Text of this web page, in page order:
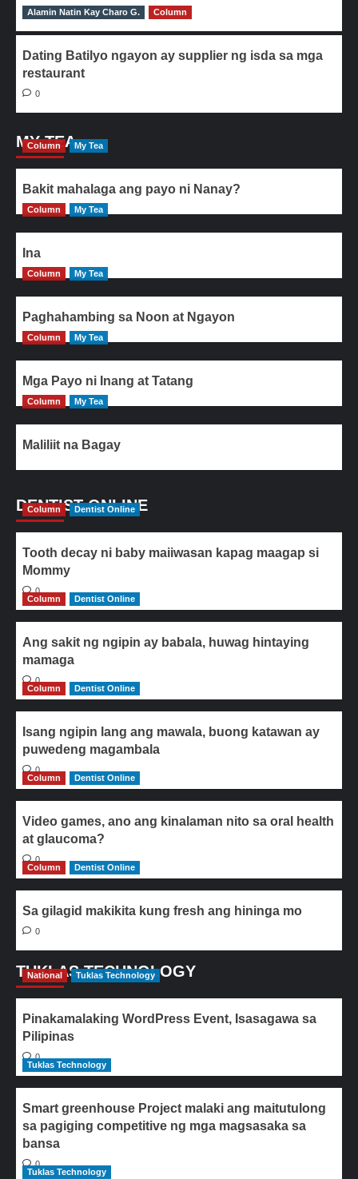
0
Alamin Natin Kay Charo G. Column
Dating Batilyo ngayon ay supplier ng isda sa mga
restaurant
0
MY TEA
Column My Tea
Bakit mahalaga ang payo ni Nanay?
Column My Tea
Ina
Column My Tea
Paghahambing sa Noon at Ngayon
Column My Tea
Mga Payo ni Inang at Tatang
Column My Tea
Maliliit na Bagay
DENTIST ONLINE
Column Dentist Online
Tooth decay ni baby maiiwasan kapag maagap si
Mommy
0
Column
Dentist Online
Ang sakit ng ngipin ay babala, huwag hintaying
mamaga
0
Column
Dentist Online
Isang ngipin lang ang mawala, buong katawan ay
puwedeng magambala
0
Column
Dentist Online
Video games, ano ang kinalaman nito sa oral health
at glaucoma?
0
Column
Dentist Online
Sa gilagid makikita kung fresh ang hininga mo
0
TUKLAS TECHNOLOGY
National Tuklas Technology
Pinakamalaking WordPress Event, Isasagawa sa
Pilipinas
0
Tuklas Technology
Smart greenhouse Project malaki ang maitutulong
sa pagiging competitive ng mga magsasaka sa
bansa
0
Tuklas Technology